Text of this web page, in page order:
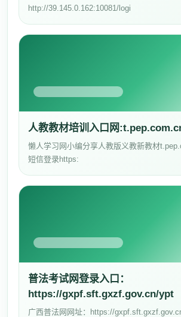
http://39.145.0.162:10081/logi
人教教材培训入口网
懒人学习网小编分享人教版义教新教材
短信登录https:
普法考试网登录入口：
https://gxpf.sft.gxzf.gov.cn/ypt
广西普法网网址：https://